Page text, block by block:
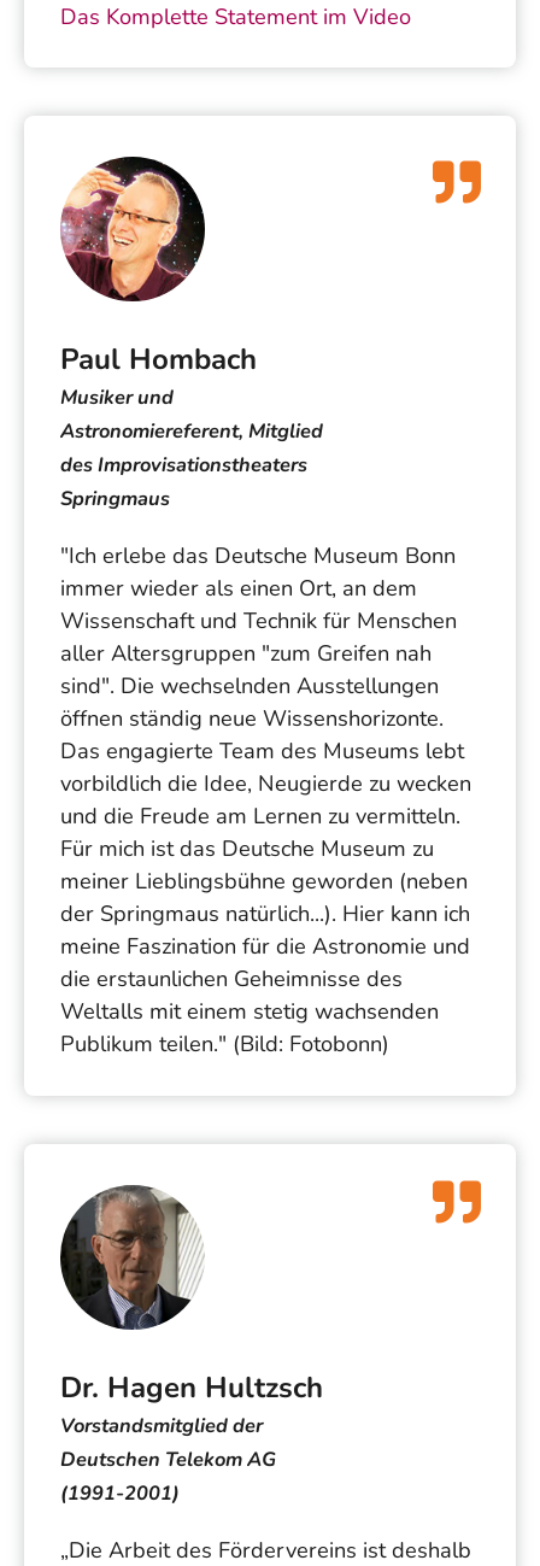
Das Komplette Statement im Video
Paul Hombach
Musiker und
Astronomiereferent, Mitglied
des Improvisationstheaters
Springmaus
"Ich erlebe das Deutsche Museum Bonn
immer wieder als einen Ort, an dem
Wissenschaft und Technik für Menschen
aller Altersgruppen "zum Greifen nah
sind". Die wechselnden Ausstellungen
öffnen ständig neue Wissenshorizonte.
Das engagierte Team des Museums lebt
vorbildlich die Idee, Neugierde zu wecken
und die Freude am Lernen zu vermitteln.
Für mich ist das Deutsche Museum zu
meiner Lieblingsbühne geworden (neben
der Springmaus natürlich...). Hier kann ich
meine Faszination für die Astronomie und
die erstaunlichen Geheimnisse des
Weltalls mit einem stetig wachsenden
Publikum teilen." (Bild: Fotobonn)
Dr. Hagen Hultzsch
Vorstandsmitglied der
Deutschen Telekom AG
(1991-2001)
„Die Arbeit des Fördervereins ist deshalb